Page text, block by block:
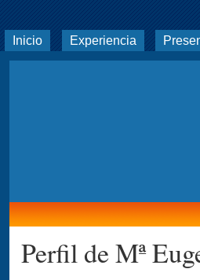
Inicio Experiencia
Perfil de Mª